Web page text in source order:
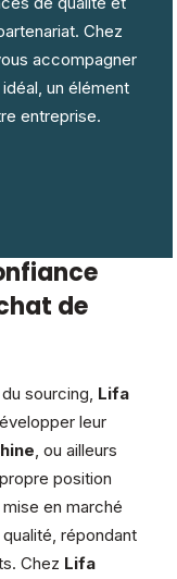
Chez
accompagner
un élément
entreprise.
de
sourcing, Lifa
leur
, ou ailleurs
position
en marché
répondant
Chez Lifa